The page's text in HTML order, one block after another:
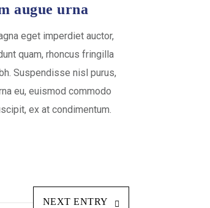
augue urna
eget imperdiet auctor,
quam, rhoncus fringilla
Suspendisse nisl purus,
eu, euismod commodo
ex at condimentum.
NEXT ENTRY